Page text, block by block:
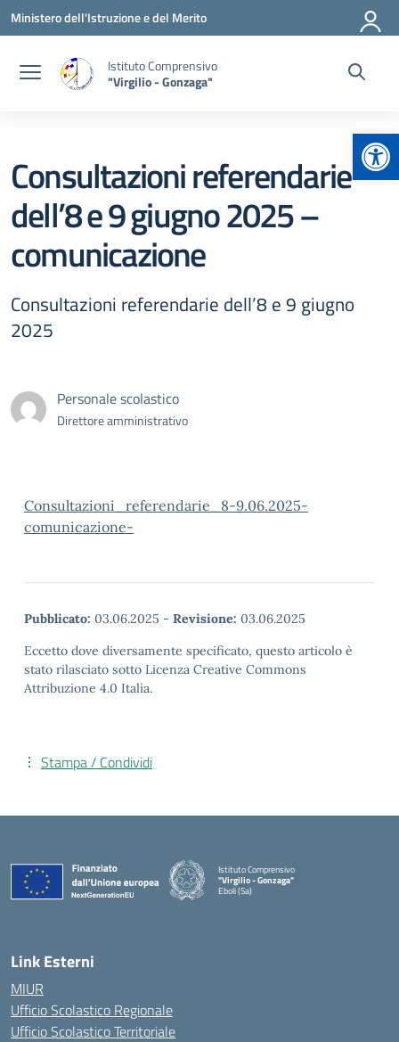
Vai ai contenuti
Vai al menu di navigazione
Vai al footer
Ministero dell'Istruzione e del Merito
Istituto Comprensivo
"Virgilio - Gonzaga"
Consultazioni referendarie
dell’8 e 9 giugno 2025 –
comunicazione
Consultazioni referendarie dell’8 e 9 giugno
2025
Personale scolastico
Direttore amministrativo
Consultazioni_referendarie_8-9.06.2025-
comunicazione-
Pubblicato: 03.06.2025 - Revisione: 03.06.2025
Eccetto dove diversamente specificato, questo articolo è
stato rilasciato sotto Licenza Creative Commons
Attribuzione 4.0 Italia.
Stampa / Condividi
Istituto Comprensivo
"Virgilio - Gonzaga"
Eboli (Sa)
Link Esterni
MIUR
Ufficio Scolastico Regionale
Ufficio Scolastico Territoriale